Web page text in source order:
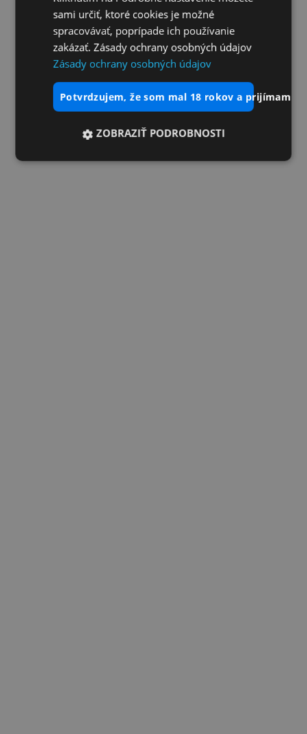
sami určiť, ktoré cookies je možné
spracovávať, poprípade ich používanie
zakázať. Zásady ochrany osobných údajov
Zásady ochrany osobných údajov
potvrdzujem, že som mal 18 rokov a prijímam
ZOBRAZIŤ PODROBNOSTI